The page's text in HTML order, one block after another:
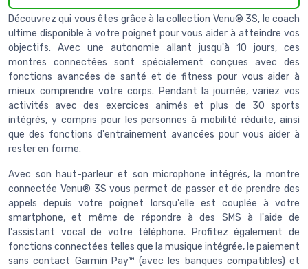
Découvrez qui vous êtes grâce à la collection Venu® 3S, le coach
ultime disponible à votre poignet pour vous aider à atteindre vos
objectifs. Avec une autonomie allant jusqu'à 10 jours, ces
montres connectées sont spécialement conçues avec des
fonctions avancées de santé et de fitness pour vous aider à
mieux comprendre votre corps. Pendant la journée, variez vos
activités avec des exercices animés et plus de 30 sports
intégrés, y compris pour les personnes à mobilité réduite, ainsi
que des fonctions d'entraînement avancées pour vous aider à
rester en forme.
Avec son haut-parleur et son microphone intégrés, la montre
connectée Venu® 3S vous permet de passer et de prendre des
appels depuis votre poignet lorsqu'elle est couplée à votre
smartphone, et même de répondre à des SMS à l'aide de
l'assistant vocal de votre téléphone. Profitez également de
fonctions connectées telles que la musique intégrée, le paiement
sans contact Garmin Pay™ (avec les banques compatibles) et